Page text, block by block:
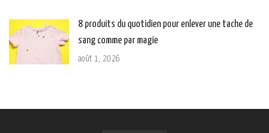
8 produits du quotidien pour enlever une tache de
sang comme par magie
août 1, 2026